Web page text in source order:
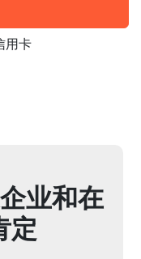
用卡
业和在
定